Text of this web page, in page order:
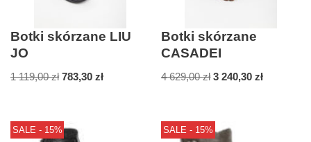
Botki skórzane LIU
JO
1 119,00zł 783,30 zł
Botki skórzane
CASADEI
4 629,00zł 3 240,30zł
SALE - 15% SALE - 15%